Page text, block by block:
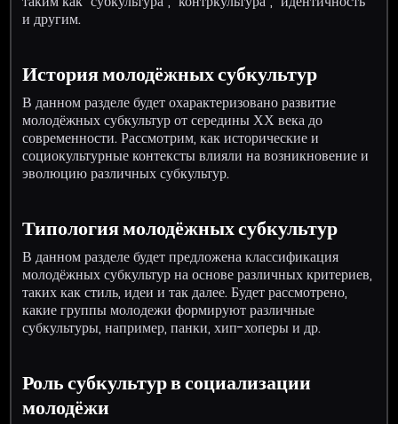
и другим.
История молодёжных субкультур
В данном разделе будет охарактеризовано развитие
молодёжных субкультур от середины ХХ века до
современности. Рассмотрим, как исторические и
социокультурные контексты влияли на возникновение и
эволюцию различных субкультур.
Типология молодёжных субкультур
В данном разделе будет предложена классификация
молодёжных субкультур на основе различных критериев,
таких как стиль, идеи и так далее. Будет рассмотрено,
какие группы молодежи формируют различные
субкультуры, например, панки, хип-хоперы и др.
Роль субкультур в социализации
молодёжи